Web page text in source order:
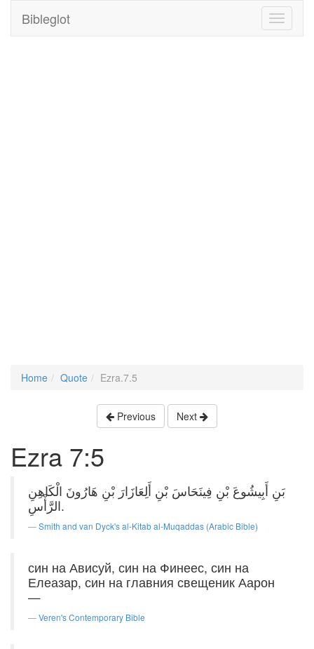
Toggle
Bibleglot
Home Quote Ezra.7.5
Previous Next
Ezra 7:5
بَنِ أَبِيشُوعَ بْنِ فِينَحَاسَ بْنِ أَلِعَازَارَ بْنِ هَارُونَ الْكَاهِنِ
الرَّأْسِ.
Smith and van Dyck's al-Kitab al-Muqaddas (Arabic Bible)
син на Ависуй, син на Финеес, син на
Елеазар, син на главния свещеник Аарон
—
Veren's Contemporary Bible